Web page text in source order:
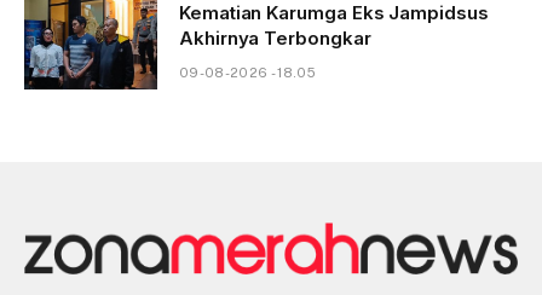
Kematian Karumga Eks Jampidsus
Akhirnya Terbongkar
09-08-2026 - 18.05